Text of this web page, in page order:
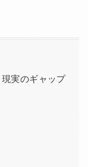
実のギャップ